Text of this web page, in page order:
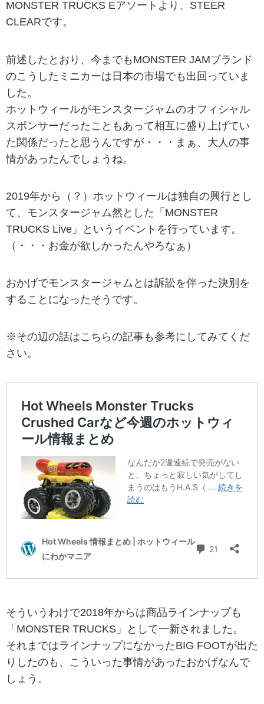
MONSTER TRUCKS Eアソートより、STEER
CLEARです。
前述したとおり、今までもMONSTER JAMブランド
のこうしたミニカーは日本の市場でも出回っていま
した。
ホットウィールがモンスタージャムのオフィシャル
スポンサーだったこともあって相互に盛り上げてい
た関係だったと思うんですが・・・まぁ、大人の事
情があったんでしょうね。
2019年から（？）ホットウィールは独自の興行とし
て、モンスタージャム然とした「MONSTER
TRUCKS Live」というイベントを行っています。
（・・・お金が欲しかったんやろなぁ）
おかげでモンスタージャムとは訴訟を伴った決別を
することになったそうです。
※その辺の話はこちらの記事も参考にしてみてくだ
さい。
そういうわけで2018年からは商品ラインナップも
「MONSTER TRUCKS」として一新されました。
それまではラインナップになかったBIG FOOTが出た
りしたのも、こういった事情があったおかげなんで
しょう。